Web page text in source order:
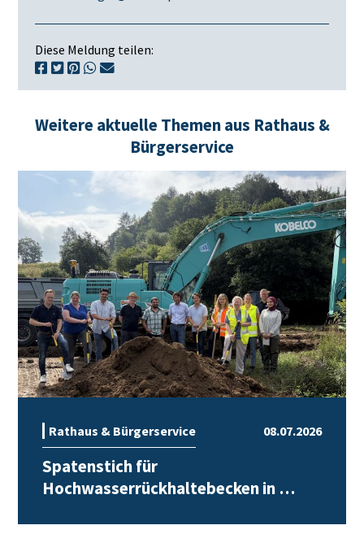
Diese Meldung teilen:
Weitere aktuelle Themen aus Rathaus &
Bürgerservice
08.07.2026
Rathaus & Bürgerservice
Spatenstich für
Hochwasserrückhaltebecken in …